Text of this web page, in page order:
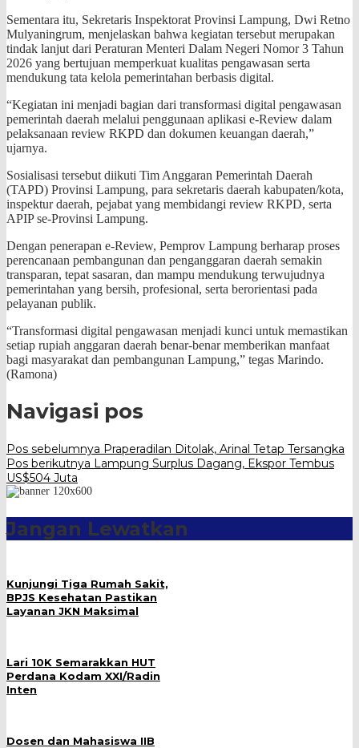
Sementara itu, Sekretaris Inspektorat Provinsi Lampung, Dwi Retno
Mulyaningrum, menjelaskan bahwa kegiatan tersebut merupakan
tindak lanjut dari Peraturan Menteri Dalam Negeri Nomor 3 Tahun
2026 yang bertujuan memperkuat kualitas pengawasan serta
mendukung tata kelola pemerintahan berbasis digital.
“Kegiatan ini menjadi bagian dari transformasi digital pengawasan
pemerintah daerah melalui penggunaan aplikasi e-Review dalam
pelaksanaan review RKPD dan dokumen keuangan daerah,”
ujarnya.
Sosialisasi tersebut diikuti Tim Anggaran Pemerintah Daerah
(TAPD) Provinsi Lampung, para sekretaris daerah kabupaten/kota,
inspektur daerah, pejabat yang membidangi review RKPD, serta
APIP se-Provinsi Lampung.
Dengan penerapan e-Review, Pemprov Lampung berharap proses
perencanaan pembangunan dan penganggaran daerah semakin
transparan, tepat sasaran, dan mampu mendukung terwujudnya
pemerintahan yang bersih, profesional, serta berorientasi pada
pelayanan publik.
“Transformasi digital pengawasan menjadi kunci untuk memastikan
setiap rupiah anggaran daerah benar-benar memberikan manfaat
bagi masyarakat dan pembangunan Lampung,” tegas Marindo.
(Ramona)
Navigasi pos
Pos sebelumnya Praperadilan Ditolak, Arinal Tetap Tersangka
Pos berikutnya Lampung Surplus Dagang, Ekspor Tembus
US$504 Juta
Jangan Lewatkan
Kunjungi Tiga Rumah Sakit,
BPJS Kesehatan Pastikan
Layanan JKN Maksimal
Lari 10K Semarakkan HUT
Perdana Kodam XXI/Radin
Inten
Dosen dan Mahasiswa IIB